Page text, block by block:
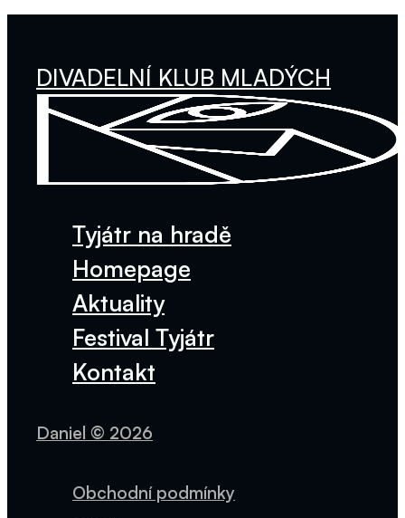
DIVADELNÍ KLUB MLADÝCH
Tyjátr na hradě
Homepage
Aktuality
Festival Tyjátr
Kontakt
Daniel © 2026
Obchodní podmínky